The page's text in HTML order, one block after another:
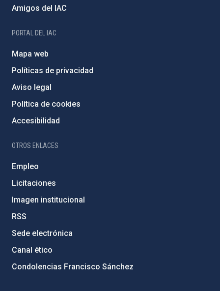
Amigos del IAC
PORTAL DEL IAC
Mapa web
Políticas de privacidad
Aviso legal
Política de cookies
Accesibilidad
OTROS ENLACES
Empleo
Licitaciones
Imagen institucional
RSS
Sede electrónica
Canal ético
Condolencias Francisco Sánchez